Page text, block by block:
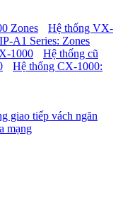
Zones
Hệ thống VX-
A1 Series: Zones
1000
Hệ thống cũ
Hệ thống CX-1000:
giao tiếp vách ngăn
mạng